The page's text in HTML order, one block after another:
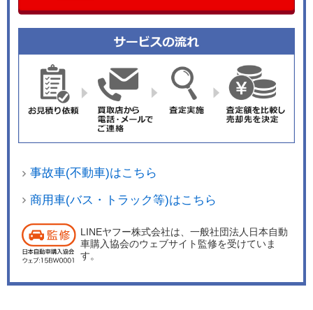
事故車(不動車)はこちら
商用車(バス・トラック等)はこちら
LINEヤフー株式会社は、一般社団法人日本自動
車購入協会のウェブサイト監修を受けていま
す。